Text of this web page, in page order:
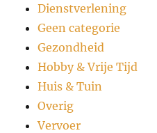
Dienstverlening
Geen categorie
Gezondheid
Hobby & Vrije Tijd
Huis & Tuin
Overig
Vervoer